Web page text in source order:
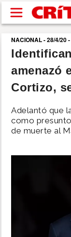
Pasar al
SUCESOS
POLÍTICA
NACIONAL - 28/4/20
amenazó
Cortizo,
Adelantó que
como
de muerte al